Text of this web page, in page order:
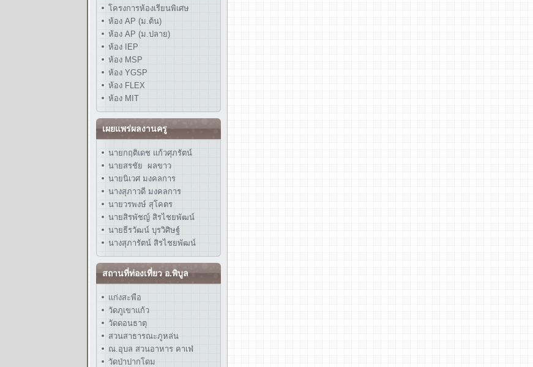
โครงการห้องเรียนพิเศษ
ห้อง AP (ม.ต้น)
ห้อง AP (ม.ปลาย)
ห้อง IEP
ห้อง MSP
ห้อง YGSP
ห้อง FLEX
ห้อง MIT
เผยแพร่ผลงานครู
นายกฤติเดช แก้วศุภรัตน์
นายสรชัย ผลขาว
นายนิเวศ มงคลการ
นางสุภาวดี มงคลการ
นายวรพงษ์ สุโคตร
นายสิรพัชญ์ สิรไชยพัฒน์
นายธีรวัฒน์ บุรวิศิษฐ์
นางสุภารัตน์ สิรไชยพัฒน์
สถานที่ท่องเที่ยว อ.พิบูล
แก่งสะพือ
วัดภูเขาแก้ว
วัดดอนธาตุ
สวนสาธารณะภูหล่น
ณ.อุบล สวนอาหาร คาเฟ่
วัดป่าปากโดม